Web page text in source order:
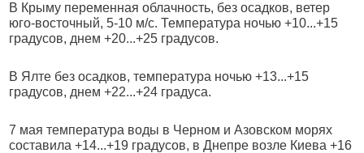
В Крыму переменная облачность, без осадков, ветер
юго-восточный, 5-10 м/с. Температура ночью +10...+15
градусов, днем +20...+25 градусов.
В Ялте без осадков, температура ночью +13...+15
градусов, днем +22...+24 градуса.
7 мая температура воды в Черном и Азовском морях
составила +14...+19 градусов, в Днепре возле Киева +16